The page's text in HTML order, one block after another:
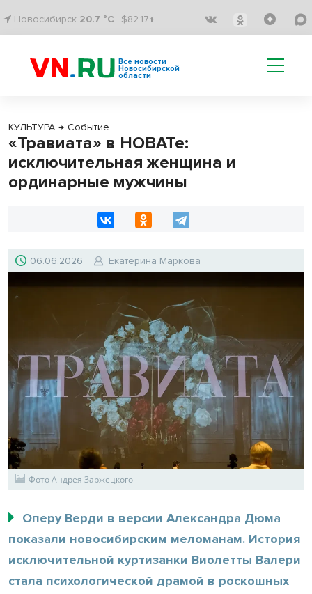
Новосибирск 20.7 °C $82.17↑
Все новости
Новосибирской
области
КУЛЬТУРА → Событие
«Травиата» в НОВАТе:
исключительная женщина и
ординарные мужчины
06.06.2026 Екатерина Маркова
Фото Андрея Заржецкого
Оперу Верди в версии Александра Дюма
показали новосибирским меломанам. История
исключительной куртизанки Виолетты Валери
стала психологической драмой в роскошных